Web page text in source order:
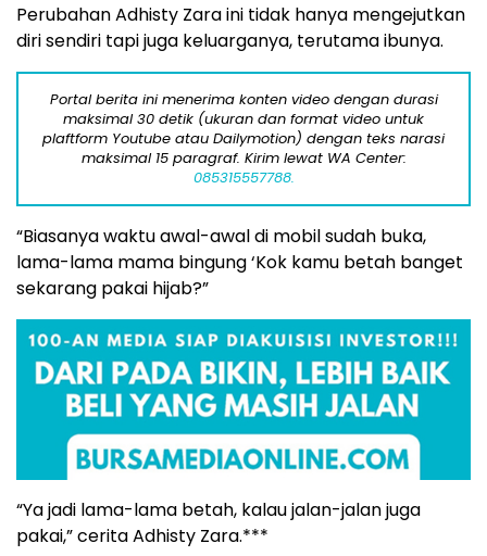
Perubahan Adhisty Zara ini tidak hanya mengejutkan
diri sendiri tapi juga keluarganya, terutama ibunya.
Portal berita ini menerima konten video dengan durasi
maksimal 30 detik (ukuran dan format video untuk
plaftform Youtube atau Dailymotion) dengan teks narasi
maksimal 15 paragraf. Kirim lewat WA Center:
085315557788.
“Biasanya waktu awal-awal di mobil sudah buka,
lama-lama mama bingung ‘Kok kamu betah banget
sekarang pakai hijab?”
“Ya jadi lama-lama betah, kalau jalan-jalan juga
pakai,” cerita Adhisty Zara.***